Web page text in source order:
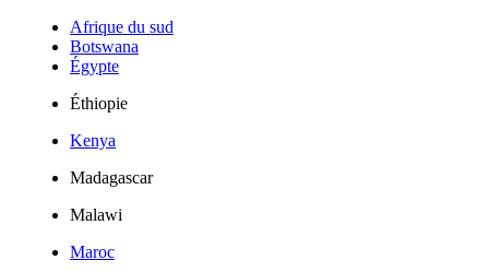
Afrique du sud
Botswana
Égypte
Éthiopie
Kenya
Madagascar
Malawi
Maroc